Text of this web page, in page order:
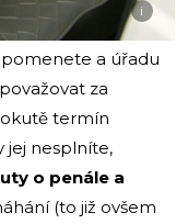
i
a úřadu
za
termín
jej nesplníte,
o penále a
(to již ovšem